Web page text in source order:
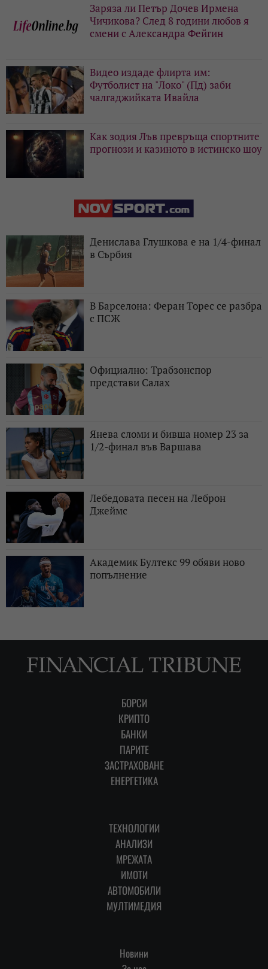
Заряза ли Петър Дочев Ирмена
Чичикова? След 8 години любов я
смени с Александра Фейгин
Видео издаде флирта им:
Футболист на "Локо" (Пд) заби
чалгаджийката Ивайла
Как зодия Лъв превръща спортните
прогнози и казиното в истинско шоу
Денислава Глушкова е на 1/4-финал
в Сърбия
В Барселона: Феран Торес се разбра
с ПСЖ
Официално: Трабзонспор
представи Салах
Янева сломи и бивша номер 23 за
1/2-финал във Варшава
Лебедовата песен на Леброн
Джеймс
Академик Бултекс 99 обяви ново
попълнение
БОРСИ
КРИПТО
БАНКИ
ПАРИТЕ
ЗАСТРАХОВАНЕ
ЕНЕРГЕТИКА
ТЕХНОЛОГИИ
АНАЛИЗИ
МРЕЖАТА
ИМОТИ
АВТОМОБИЛИ
МУЛТИМЕДИЯ
Новини